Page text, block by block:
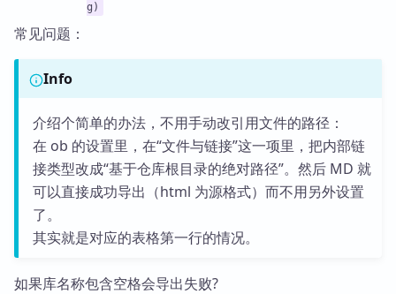
g)
常见问题：
Info
介绍个简单的办法，不用手动改引用文件的路径：
在 ob 的设置里，在“文件与链接”这一项里，把内部链
接类型改成“基于仓库根目录的绝对路径”。然后 MD 就
可以直接成功导出（html 为源格式）而不用另外设置
了。
其实就是对应的表格第一行的情况。
如果库名称包含空格会导出失败?